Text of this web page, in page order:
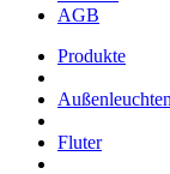
AGB
Produkte
Außenleuchten
Fluter